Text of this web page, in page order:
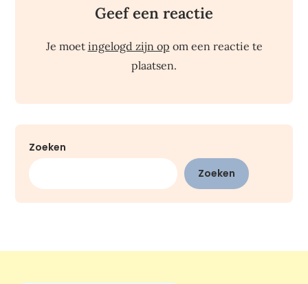
Geef een reactie
Je moet ingelogd zijn op om een reactie te
plaatsen.
Zoeken
Zoeken